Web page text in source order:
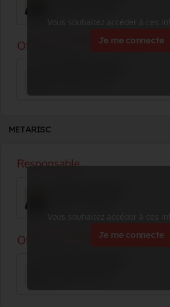
Vous souhaitez accéder à ces
Je me connecte
METARISC
Vous souhaitez accéder à ces
Je me connecte